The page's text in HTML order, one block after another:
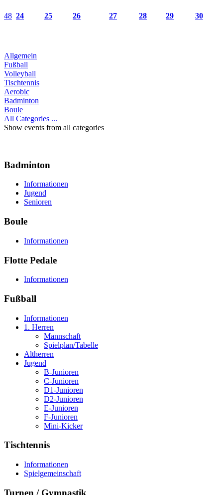
48 24 25 26 27 28 29 30
Allgemein
Fußball
Volleyball
Tischtennis
Aerobic
Badminton
Boule
All Categories ...
Show events from all categories
Badminton
Informationen
Jugend
Senioren
Boule
Informationen
Flotte Pedale
Informationen
Fußball
Informationen
1. Herren
Mannschaft
Spielplan/Tabelle
Altherren
Jugend
B-Junioren
C-Junioren
D1-Junioren
D2-Junioren
E-Junioren
F-Junioren
Mini-Kicker
Tischtennis
Informationen
Spielgemeinschaft
Turnen / Gymnastik